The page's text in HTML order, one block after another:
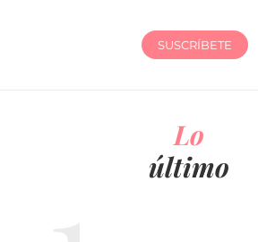
SUSCRÍBETE
Lo
último